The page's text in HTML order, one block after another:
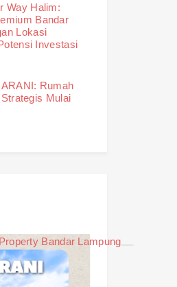
Way Halim:
Bandar
Lokasi
Investasi
Rumah
Mulai
Bandar Lampung